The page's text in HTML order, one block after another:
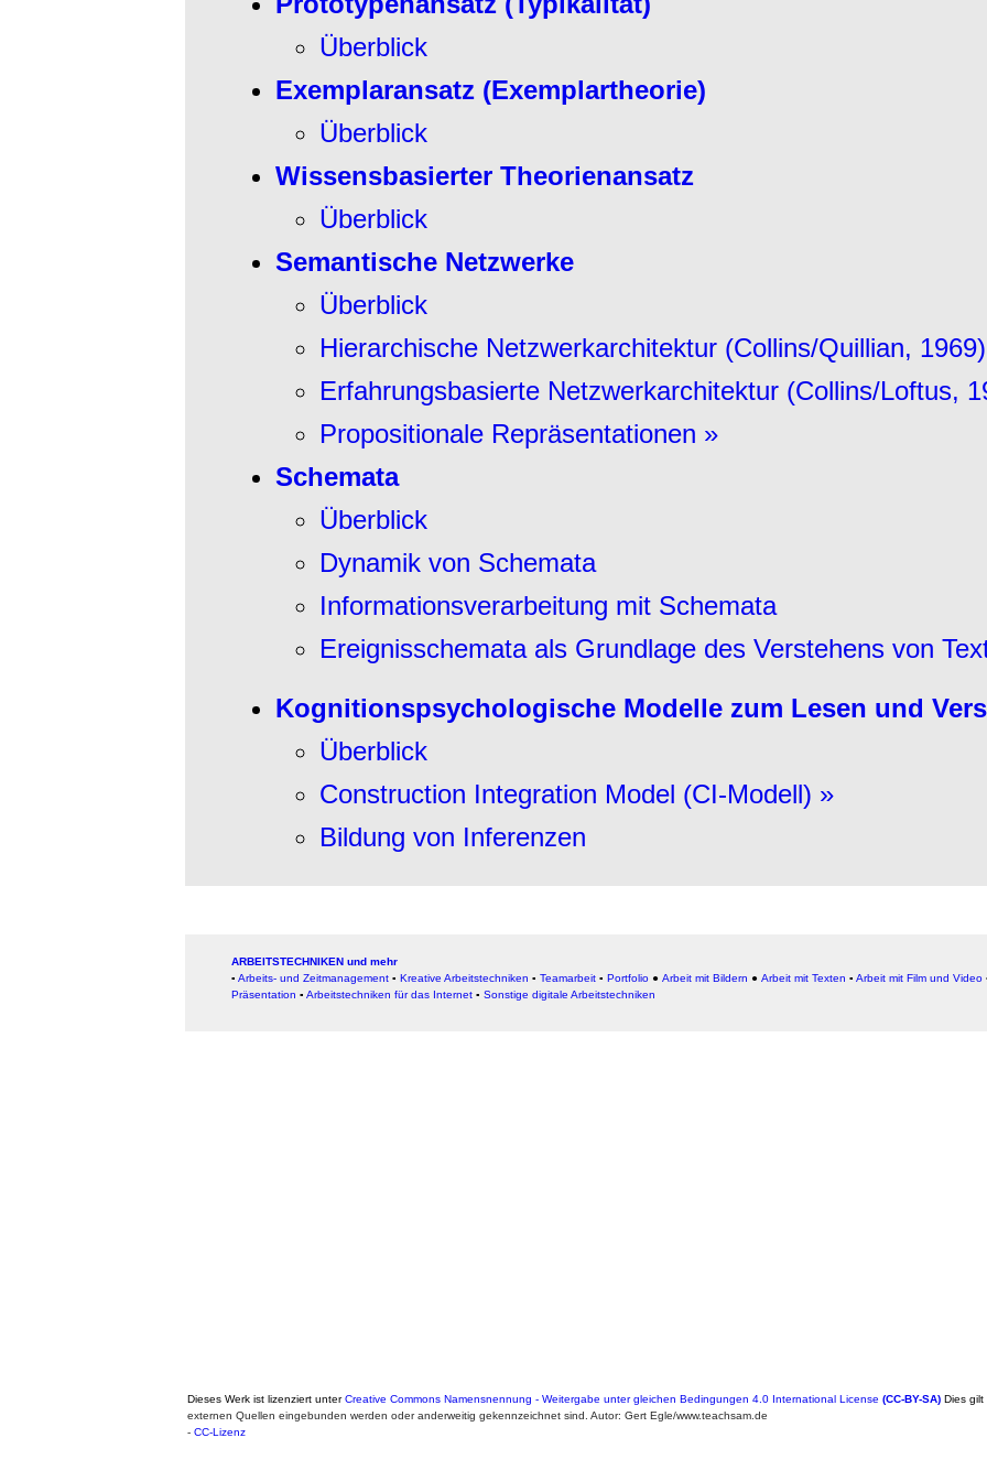
Überblick
Exemplaransatz (Exemplartheorie)
Überblick
Wissensbasierter Theorienansatz
Überblick
Semantische Netzwerke
Überblick
Hierarchische Netzwerkarchitektur (Collins/Quillian, 1969)
Erfahrungsbasierte Netzwerkarchitektur (Collins/Loftus,
Propositionale Repräsentationen »
Schemata
Überblick
Dynamik von Schemata
Informationsverarbeitung mit Schemata
Ereignisschemata als Grundlage des Verstehens von
Kognitionspsychologische Modelle zum Lesen und
Überblick
Construction Integration Model (CI-Modell) »
Bildung von Inferenzen
ARBEITSTECHNIKEN und mehr
▪ Arbeits- und Zeitmanagement ▪ Kreative Arbeitstechniken ▪ Teamarbeit ▪ Portfolio ● Arbeit mit Bildern ● Arbeit mit Texten ▪ Arbeit mit Film und Video
Präsentation ▪ Arbeitstechniken für das Internet ▪ Sonstige digitale Arbeitstechniken
Dieses Werk ist lizenziert unterCreative Commons Namensnennung - Weitergabe unter gleichen Bedingungen 4.0 International License (CC-BY-SA) Dies
externen Quellen eingebunden werden oder anderweitig gekennzeichnet sind. Autor: Gert Egle/www.teachsam.de
- CC-Lizenz